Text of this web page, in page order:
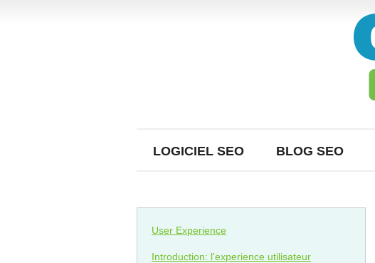
LOGICIEL SEO BLOG SEO
User Experience
Introduction: l'experience utilisateur